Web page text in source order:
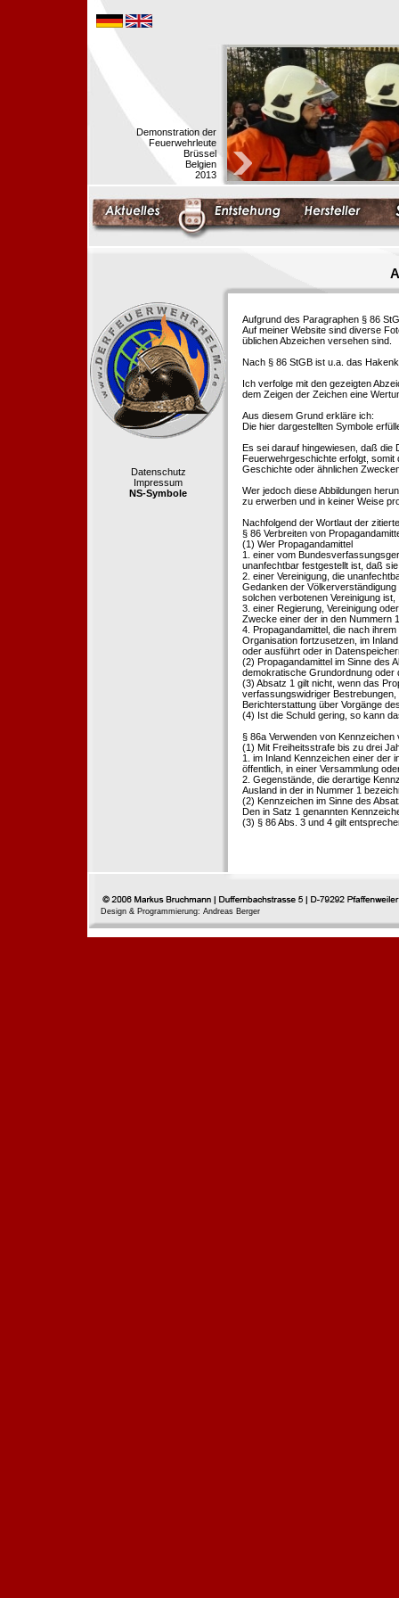
Demonstration der
Feuerwehrleute
Brüssel
Belgien
2013
Datenschutz
Impressum
NS-Symbole
Aufgrund des Paragraphen § 86
Auf meiner Website sind diverse
üblichen Abzeichen versehen sind.
Nach § 86 StGB ist u.a. das
Ich verfolge mit den gezeigten
dem Zeigen der Zeichen eine
Aus diesem Grund erkläre ich:
Die hier dargestellten Symbole
Es sei darauf hingewiesen, daß die
Feuerwehrgeschichte erfolgt,
Geschichte oder ähnlichen
Wer jedoch diese Abbildungen
zu erwerben und in keiner Weise
Nachfolgend der Wortlaut der
§ 86 Verbreiten von
(1) Wer Propagandamittel
1. einer vom
unanfechtbar festgestellt ist, daß
2. einer Vereinigung, die
Gedanken der
solchen verbotenen Vereinigung ist,
3. einer Regierung, Vereinigung
Zwecke einer der in den Nummern
4. Propagandamittel, die nach
Organisation fortzusetzen, im
oder ausführt oder in
(2) Propagandamittel im Sinne des
demokratische Grundordnung oder
(3) Absatz 1 gilt nicht, wenn das
verfassungswidriger
Berichterstattung über Vorgänge
(4) Ist die Schuld gering, so kann
§ 86a Verwenden von
(1) Mit Freiheitsstrafe bis zu drei
1. im Inland Kennzeichen einer der
öffentlich, in einer Versammlung
2. Gegenstände, die derartige
Ausland in der in Nummer 1
(2) Kennzeichen im Sinne des
Den in Satz 1 genannten
(3) § 86 Abs. 3 und 4 gilt
Design & Programmierung: Andreas Berger